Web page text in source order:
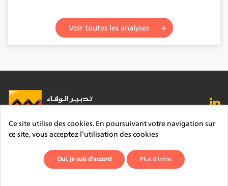
Voir toutes les analyses
FAQ Lexique Contact
Mentions légales
Site du Groupe
Plan du site Déontologie
Ce site utilise des cookies. En poursuivant votre navigation sur
ce site, vous acceptez l’utilisation des cookies
Oui, je suis d'accord Plus d'infos